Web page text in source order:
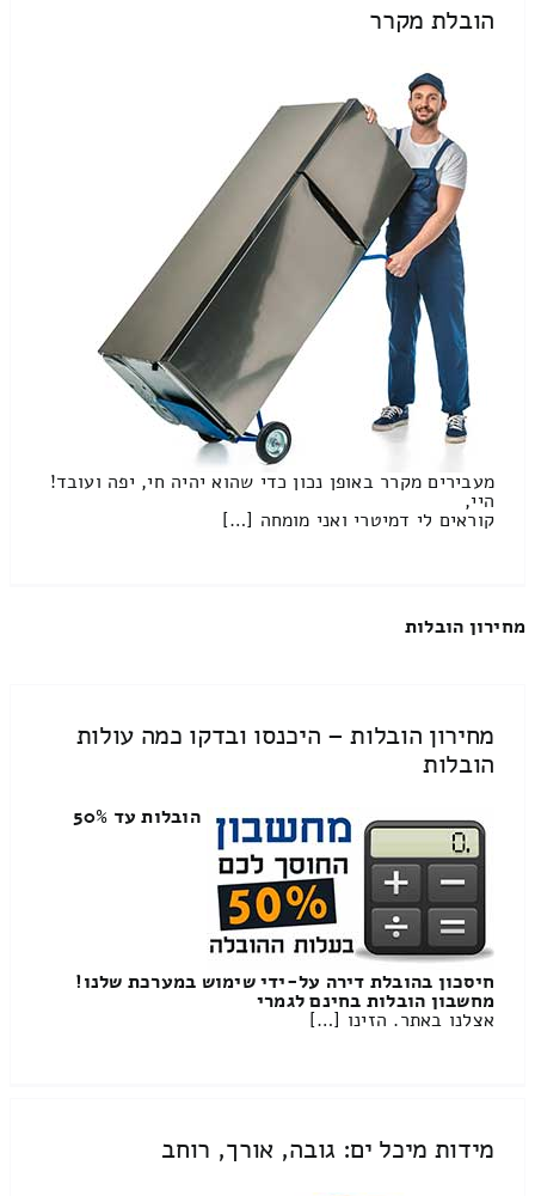
הובלת מקרר
מעבירים מקרר באופן נכון כדי שהוא יהיה חי, יפה ועובד!
היי,
קוראים לי דמיטרי ואני מומחה […]
מחירון הובלות
מחירון הובלות – היכנסו ובדקו כמה עולות
הובלות
הובלות עד 50%
חיסכון בהובלת דירה על-ידי שימוש במערכת שלנו!
מחשבון הובלות בחינם לגמרי
אצלנו באתר. הזינו […]
מידות מיכל ים: גובה, אורך, רוחב